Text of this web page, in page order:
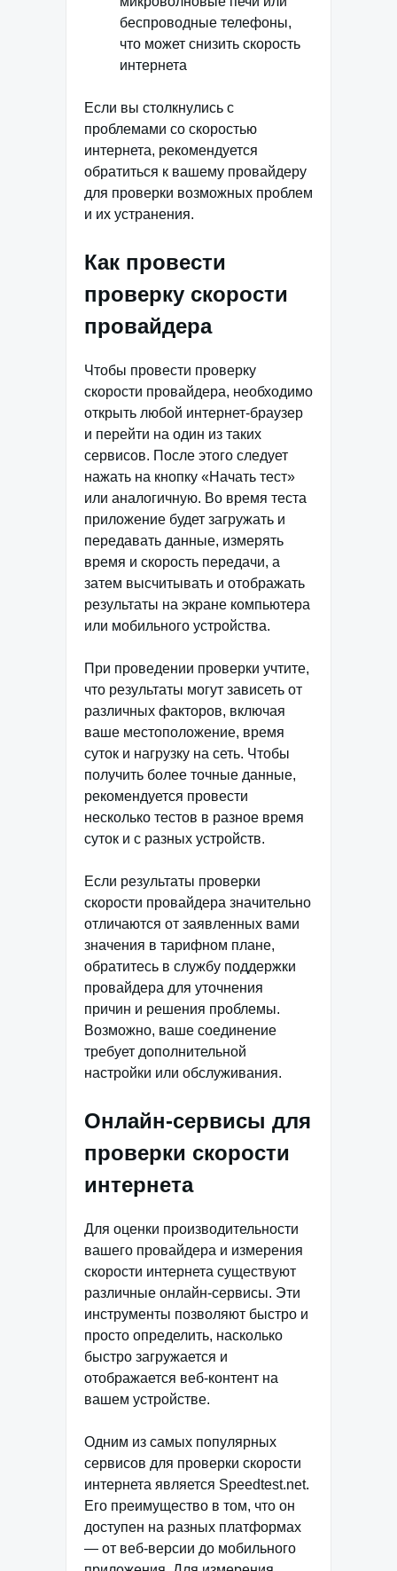
беспроводные телефоны,
что может снизить скорость
интернета
Если вы столкнулись с
проблемами со скоростью
интернета, рекомендуется
обратиться к вашему провайдеру
для проверки возможных проблем
и их устранения.
Как провести
проверку скорости
провайдера
Чтобы провести проверку
скорости провайдера, необходимо
открыть любой интернет-браузер
и перейти на один из таких
сервисов. После этого следует
нажать на кнопку «Начать тест»
или аналогичную. Во время теста
приложение будет загружать и
передавать данные, измерять
время и скорость передачи, а
затем высчитывать и отображать
результаты на экране компьютера
или мобильного устройства.
При проведении проверки учтите,
что результаты могут зависеть от
различных факторов, включая
ваше местоположение, время
суток и нагрузку на сеть. Чтобы
получить более точные данные,
рекомендуется провести
несколько тестов в разное время
суток и с разных устройств.
Если результаты проверки
скорости провайдера значительно
отличаются от заявленных вами
значения в тарифном плане,
обратитесь в службу поддержки
провайдера для уточнения
причин и решения проблемы.
Возможно, ваше соединение
требует дополнительной
настройки или обслуживания.
Онлайн-сервисы для
проверки скорости
интернета
Для оценки производительности
вашего провайдера и измерения
скорости интернета существуют
различные онлайн-сервисы. Эти
инструменты позволяют быстро и
просто определить, насколько
быстро загружается и
отображается веб-контент на
вашем устройстве.
Одним из самых популярных
сервисов для проверки скорости
интернета является Speedtest.net.
Его преимущество в том, что он
доступен на разных платформах
— от веб-версии до мобильного